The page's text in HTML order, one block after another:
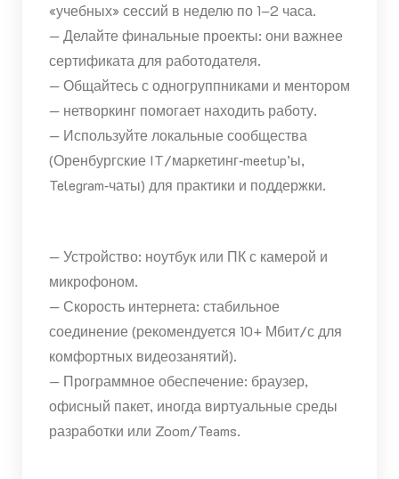
«учебных» сессий в неделю по 1–2 часа.
— Делайте финальные проекты: они важнее
сертификата для работодателя.
— Общайтесь с одногруппниками и ментором
— нетворкинг помогает находить работу.
— Используйте локальные сообщества
(Оренбургские IT/маркетинг‑meetup’ы,
Telegram‑чаты) для практики и поддержки.
— Устройство: ноутбук или ПК с камерой и
микрофоном.
— Скорость интернета: стабильное
соединение (рекомендуется 10+ Мбит/с для
комфортных видеозанятий).
— Программное обеспечение: браузер,
офисный пакет, иногда виртуальные среды
разработки или Zoom/Teams.